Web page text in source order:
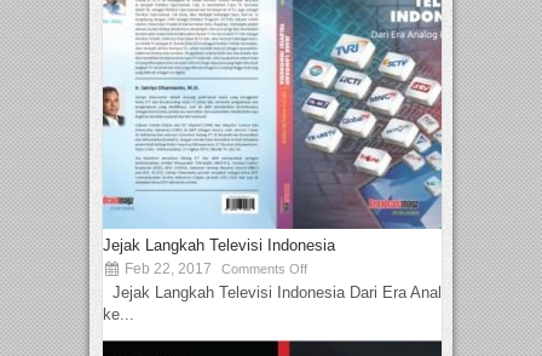
Jejak Langkah Televisi Indonesia
Feb 22, 2017 Comments Off
Jejak Langkah Televisi Indonesia Dari Era Analog
ke...